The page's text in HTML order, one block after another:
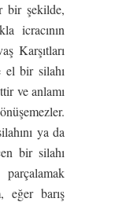
bir şekilde,
icracının
Karşıtları
bir silahı
ve anlamı
ya da
bir silahı
eğer barış